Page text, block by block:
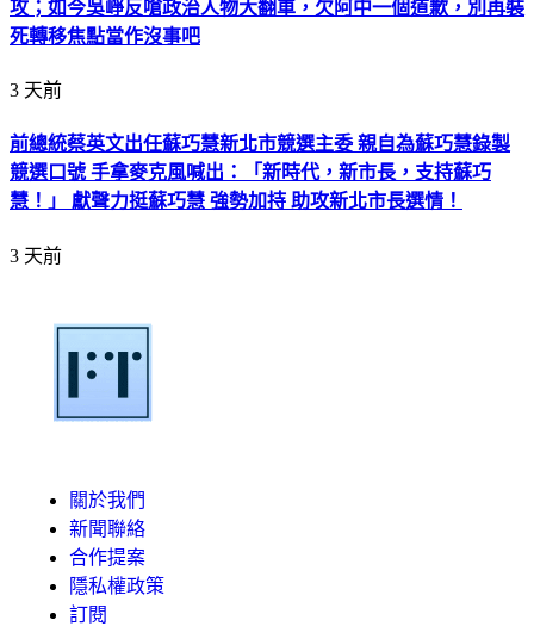
攻；如今吳崢反嗆政治人物大翻車，欠阿中一個道歉，別再裝
死轉移焦點當作沒事吧
3 天前
前總統蔡英文出任蘇巧慧新北市競選主委 親自為蘇巧慧錄製
競選口號 手拿麥克風喊出：「新時代，新市長，支持蘇巧
慧！」 獻聲力挺蘇巧慧 強勢加持 助攻新北市長選情！
3 天前
關於我們
新聞聯絡
合作提案
隱私權政策
訂閱